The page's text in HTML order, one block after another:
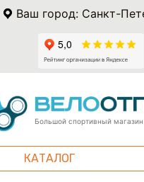
Ваш город: Санкт-
Большой спортивный магазин
КАТАЛОГ